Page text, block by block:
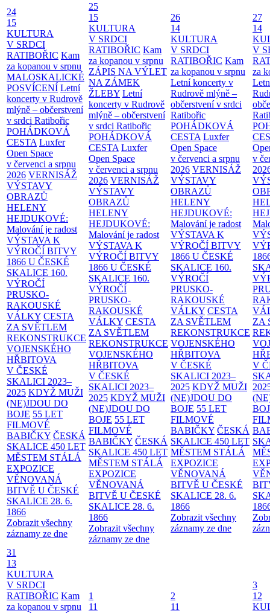
24
15
KULTURA
V SRDCI
RATIBOŘIC Kam
za kopanou v srpnu
MALOSKALICKÉ
POSVÍCENÍ Letní
koncerty v Rudrově
mlýně – občerstvení
v srdci Ratibořic
POHÁDKOVÁ
CESTA Luxfer
Open Space
v červenci a srpnu
2026 VERNISÁŽ
VÝSTAVY
OBRAZŮ
HELENY
HEJDUKOVÉ:
Malování je radost
VÝSTAVA K
VÝROČÍ BITVY
1866 U ČESKÉ
SKALICE 160.
VÝROČÍ
PRUSKO-
RAKOUSKÉ
VÁLKY CESTA
ZA SVĚTLEM
REKONSTRUKCE
VOJENSKÉHO
HŘBITOVA
V ČESKÉ
SKALICI 2023–
2025 KDYŽ MUŽI
(NE)JDOU DO
BOJE 55 LET
FILMOVÉ
BABIČKY ČESKÁ
SKALICE 450 LET
MĚSTEM STÁLÁ
EXPOZICE
VĚNOVANÁ
BITVĚ U ČESKÉ
SKALICE 28. 6.
1866
Zobrazit všechny
záznamy ze dne
25
15
KULTURA
V SRDCI
RATIBOŘIC Kam
za kopanou v srpnu
ZÁPIS NA VÝLET
NA ZÁMEK
ŽLEBY Letní
koncerty v Rudrově
mlýně – občerstvení
v srdci Ratibořic
POHÁDKOVÁ
CESTA Luxfer
Open Space
v červenci a srpnu
2026 VERNISÁŽ
VÝSTAVY
OBRAZŮ
HELENY
HEJDUKOVÉ:
Malování je radost
VÝSTAVA K
VÝROČÍ BITVY
1866 U ČESKÉ
SKALICE 160.
VÝROČÍ
PRUSKO-
RAKOUSKÉ
VÁLKY CESTA
ZA SVĚTLEM
REKONSTRUKCE
VOJENSKÉHO
HŘBITOVA
V ČESKÉ
SKALICI 2023–
2025 KDYŽ MUŽI
(NE)JDOU DO
BOJE 55 LET
FILMOVÉ
BABIČKY ČESKÁ
SKALICE 450 LET
MĚSTEM STÁLÁ
EXPOZICE
VĚNOVANÁ
BITVĚ U ČESKÉ
SKALICE 28. 6.
1866
Zobrazit všechny
záznamy ze dne
26
14
KULTURA
V SRDCI
RATIBOŘIC Kam
za kopanou v srpnu
Letní koncerty v
Rudrově mlýně –
občerstvení v srdci
Ratibořic
POHÁDKOVÁ
CESTA Luxfer
Open Space
v červenci a srpnu
2026 VERNISÁŽ
VÝSTAVY
OBRAZŮ
HELENY
HEJDUKOVÉ:
Malování je radost
VÝSTAVA K
VÝROČÍ BITVY
1866 U ČESKÉ
SKALICE 160.
VÝROČÍ
PRUSKO-
RAKOUSKÉ
VÁLKY CESTA
ZA SVĚTLEM
REKONSTRUKCE
VOJENSKÉHO
HŘBITOVA
V ČESKÉ
SKALICI 2023–
2025 KDYŽ MUŽI
(NE)JDOU DO
BOJE 55 LET
FILMOVÉ
BABIČKY ČESKÁ
SKALICE 450 LET
MĚSTEM STÁLÁ
EXPOZICE
VĚNOVANÁ
BITVĚ U ČESKÉ
SKALICE 28. 6.
1866
Zobrazit všechny
záznamy ze dne
27
14
V
za
v
ZA
V
31
13
KULTURA
V SRDCI
RATIBOŘIC Kam
za kopanou v srpnu
1
11
2
11
3
12